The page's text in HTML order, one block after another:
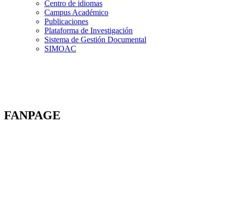
Centro de idiomas
Campus Académico
Publicaciones
Plataforma de Investigación
Sistema de Gestión Documental
SIMOAC
FANPAGE